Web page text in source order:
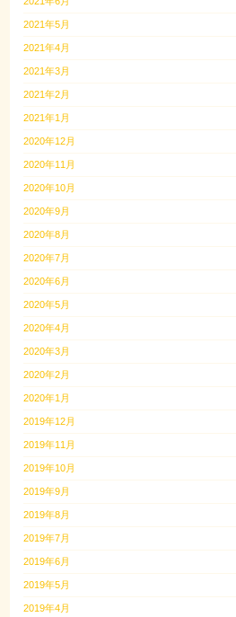
2021年5月
2021年4月
2021年3月
2021年2月
2021年1月
2020年12月
2020年11月
2020年10月
2020年9月
2020年8月
2020年7月
2020年6月
2020年5月
2020年4月
2020年3月
2020年2月
2020年1月
2019年12月
2019年11月
2019年10月
2019年9月
2019年8月
2019年7月
2019年6月
2019年5月
2019年4月